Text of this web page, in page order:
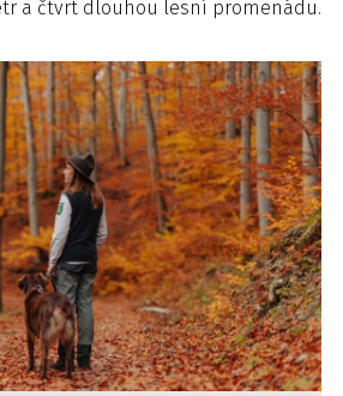
a čtvrt dlouhou lesní promenádu.